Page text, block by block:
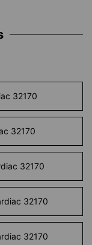
32170
32170
32170
32170
32170